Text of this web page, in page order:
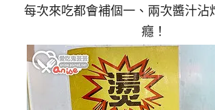
每次來吃都會補個一、兩次醬汁沾
癮！